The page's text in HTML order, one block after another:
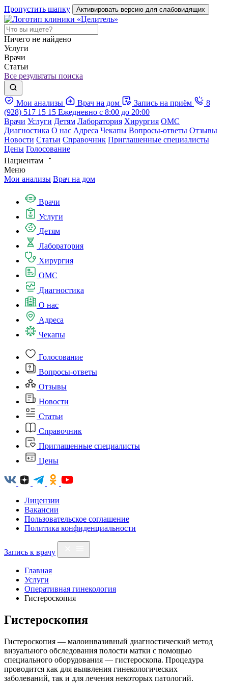
Пропустить шапку Активировать версию для слабовидящих
Ничего не найдено
Услуги
Врачи
Статьи
Все результаты поиска
Мои анализы Врач на дом Запись на приём
8
(928) 517 15 15 Ежедневно с 8:00 до 20:00
Врачи Услуги Детям Лаборатория Хирургия ОМС
Диагностика О нас Адреса Чекапы Вопросы-ответы Отзывы
Новости Статьи Справочник Приглашенные специалисты
Цены Голосование
Пациентам
Меню
Мои анализы Врач на дом
Врачи
Услуги
Детям
Лаборатория
Хирургия
ОМС
Диагностика
О нас
Адреса
Чекапы
Голосование
Вопросы-ответы
Отзывы
Новости
Статьи
Справочник
Приглашенные специалисты
Цены
Лицензии
Вакансии
Пользовательское соглашение
Политика конфиденциальности
Запись к врачу
Главная
Услуги
Оперативная гинекология
Гистероскопия
Гистероскопия
Гистероскопия — малоинвазивный диагностический метод
визуального обследования полости матки с помощью
специального оборудования — гистероскопа. Процедура
проводится как для выявления гинекологических
заболеваний, так и для лечения некоторых патологий.